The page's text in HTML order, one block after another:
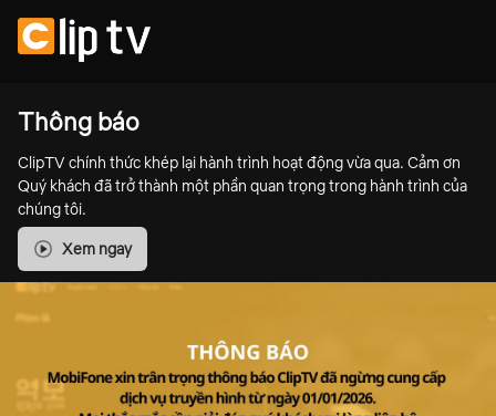
Thông báo
ClipTV chính thức khép lại hành trình hoạt động vừa qua. Cảm ơn
Quý khách đã trở thành một phần quan trọng trong hành trình của
chúng tôi.
Xem ngay